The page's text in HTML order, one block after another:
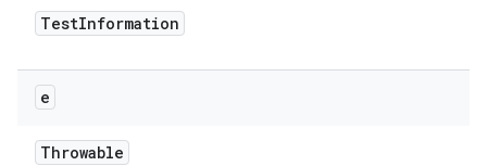
TestInformation
e
Throwable